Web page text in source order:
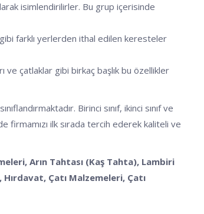
isimlendirilirler. Bu grup içerisinde
farklı yerlerden ithal edilen keresteler
ve çatlaklar gibi birkaç başlık bu özellikler
Birinci sınıf, ikinci sınıf ve
firmamızı ilk sırada tercih ederek kaliteli ve
Arın Tahtası (Kaş Tahta), Lambiri
Çatı Malzemeleri, Çatı